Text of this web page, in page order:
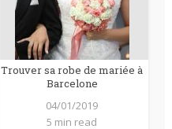
Trouver sa robe de mariée à
Barcelone
04/01/2019
5 min read